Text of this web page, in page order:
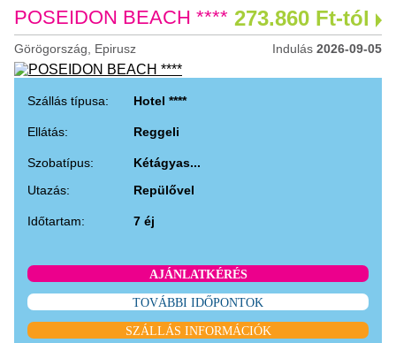
POSEIDON BEACH **** 273.860 Ft-tól
Görögország, Epirusz Indulás 2026-09-05
Szállás típusa: Hotel ****
Ellátás: Reggeli
Szobatípus:
Kétágyas...
Utazás:
Repülővel
Időtartam: 7 éj
AJÁNLATKÉRÉS
TOVÁBBI IDŐPONTOK
SZÁLLÁS INFORMÁCIÓK